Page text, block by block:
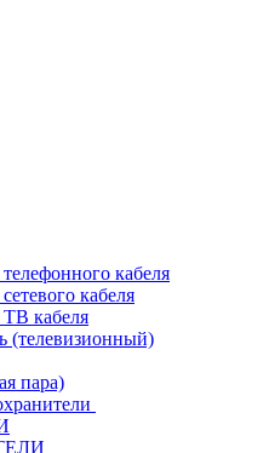
кабеля
кабеля
кабеля
(телевизионный)
пара)